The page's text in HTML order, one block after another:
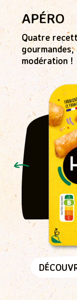
APÉRO
Quatre
modération !